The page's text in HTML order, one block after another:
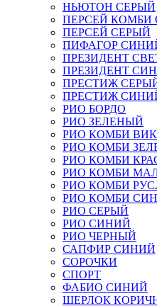
НЬЮТОН СЕРЫЙ
ПЕРСЕЙ КОМБИ
ПЕРСЕЙ СЕРЫЙ
ПИФАГОР
ПРЕЗИДЕНТ
ПРЕЗИДЕНТ
ПРЕСТИЖ
ПРЕСТИЖ
РИО БОРДО
РИО ЗЕЛЕНЫЙ
РИО КОМБИ
РИО КОМБИ
РИО КОМБИ
РИО КОМБИ
РИО КОМБИ
РИО КОМБИ
РИО СЕРЫЙ
РИО СИНИЙ
РИО ЧЕРНЫЙ
САПФИР СИНИЙ
СОРОЧКИ
СПОРТ
ФАБИО СИНИЙ
ШЕРЛОК